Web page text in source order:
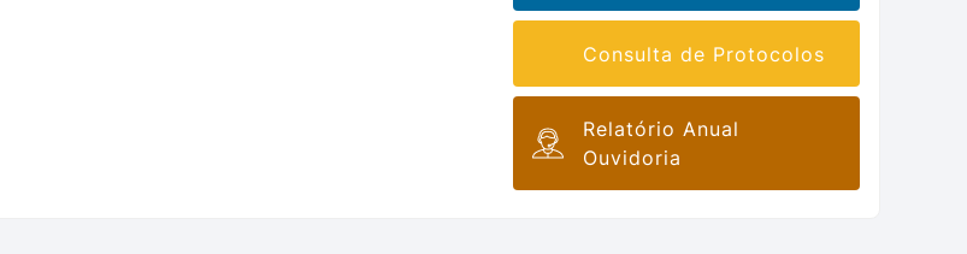
Consulta de Protocolos
Relatório Anual
Ouvidoria